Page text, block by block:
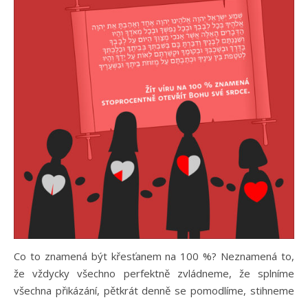
Co to znamená být křesťanem na 100 %? Neznamená to,
že vždycky všechno perfektně zvládneme, že splníme
všechna přikázání, pětkrát denně se pomodlíme, stihneme